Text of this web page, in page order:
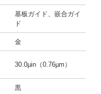
基板ガイド、嵌合ガイ
ド
金
30.0µin（0.76µm）
黒